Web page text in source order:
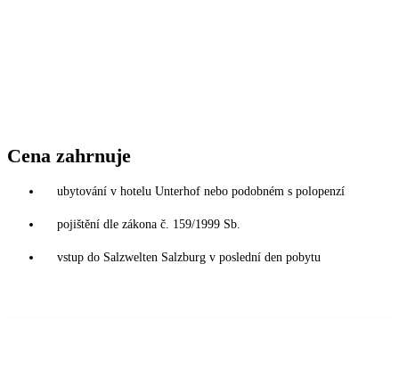
Cena zahrnuje
ubytování v hotelu Unterhof nebo podobném s polopenzí
pojištění dle zákona č. 159/1999 Sb.
vstup do Salzwelten Salzburg v poslední den pobytu